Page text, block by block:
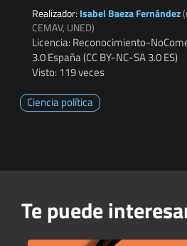
Realizador: Isabel Baeza Fernández
CEMAV, UNED)
Licencia: Reconocimiento-
3.0 España (CC BY-NC-SA 3.0 ES)
Visto: 119 veces
Ciencia política
Te puede